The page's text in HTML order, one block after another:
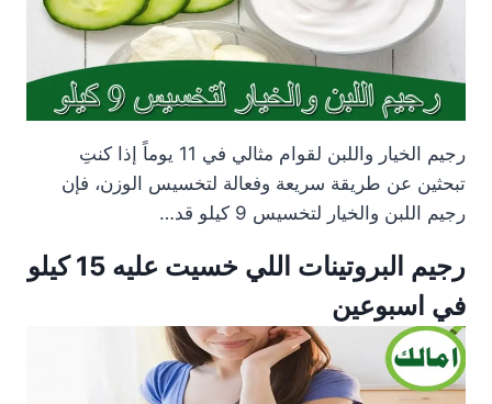
رجيم الخيار واللبن لقوام مثالي في 11 يوماً إذا كنتِ
تبحثين عن طريقة سريعة وفعالة لتخسيس الوزن، فإن
رجيم اللبن والخيار لتخسيس 9 كيلو قد…
رجيم البروتينات اللي خسيت عليه 15 كيلو
في اسبوعين